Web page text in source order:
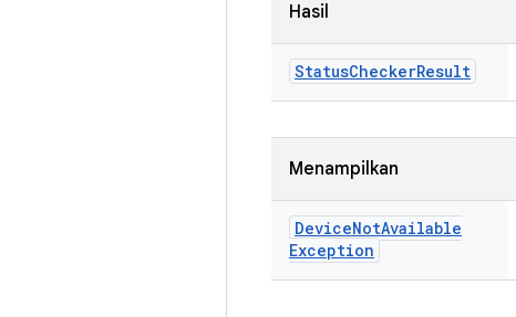
Hasil
StatusCheckerResult
Menampilkan
DeviceNotAvailable
Exception